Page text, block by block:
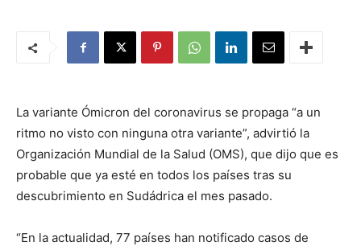
La variante Ómicron del coronavirus se propaga “a un
ritmo no visto con ninguna otra variante”, advirtió la
Organización Mundial de la Salud (OMS), que dijo que es
probable que ya esté en todos los países tras su
descubrimiento en Sudádrica el mes pasado.
“En la actualidad, 77 países han notificado casos de